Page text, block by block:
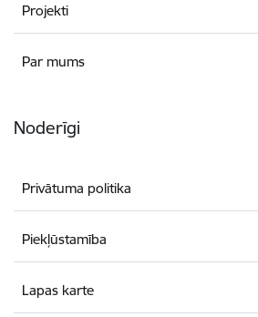
Projekti
Par mums
Noderīgi
Privātuma politika
Piekļūstamība
Lapas karte